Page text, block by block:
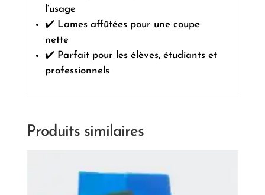
l’usage
✔️ Lames affûtées pour une coupe
nette
✔️ Parfait pour les élèves, étudiants et
professionnels
Produits similaires